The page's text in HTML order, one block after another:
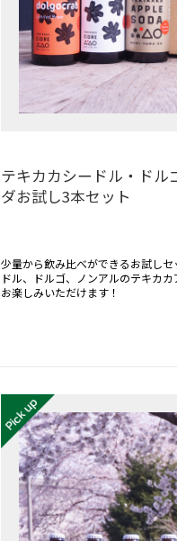
テキカカシードル・ドル
ダお試し3本セット
少量から飲み比べができるお試し
ドル、ドルゴ、ノンアルのテキカ
お楽しみいただけます！